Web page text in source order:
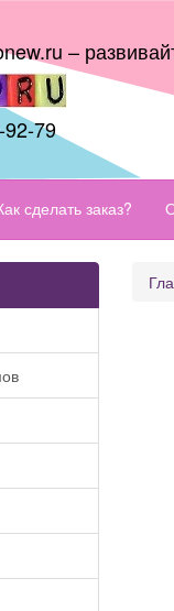
–
79
сделать заказ?